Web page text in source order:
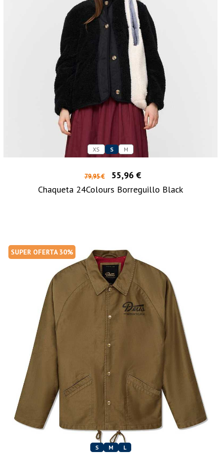
XS S M
79,95 €
55,96 €
Chaqueta 24Colours Borreguillo Black
SUPER OFERTA 30%
S M L